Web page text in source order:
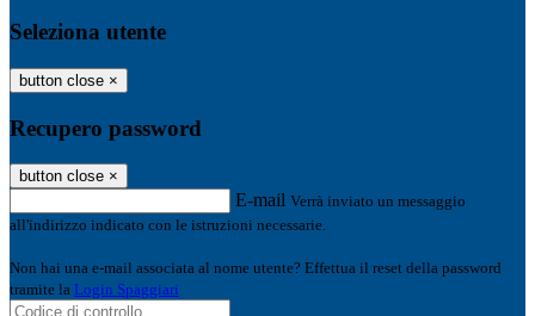
Seleziona utente
button close ×
Recupero password
button close ×
E-mail Verrà inviato un messaggio
all'indirizzo indicato con le istruzioni necessarie.
Non hai una e-mail associata al nome utente? Effettua il reset della password
tramite la Login Spaggiari